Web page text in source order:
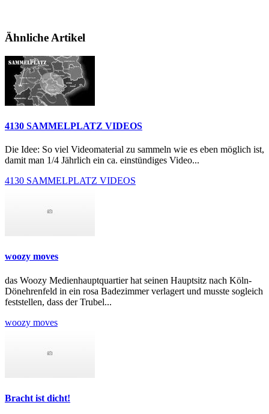
Ähnliche Artikel
4130 SAMMELPLATZ VIDEOS
Die Idee: So viel Videomaterial zu sammeln wie es eben möglich ist,
damit man 1/4 Jährlich ein ca. einstündiges Video...
4130 SAMMELPLATZ VIDEOS
woozy moves
das Woozy Medienhauptquartier hat seinen Hauptsitz nach Köln-
Dönehrenfeld in ein rosa Badezimmer verlagert und musste sogleich
feststellen, dass der Trubel...
woozy moves
Bracht ist dicht!